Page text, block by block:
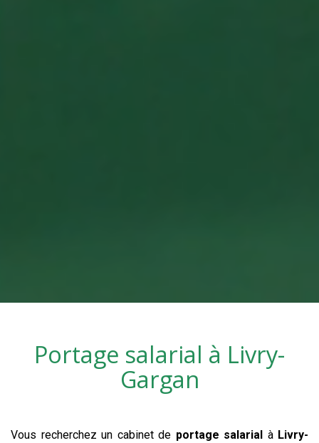
Portage salarial à Livry-
Gargan
Vous recherchez un cabinet de portage salarial à Livry-